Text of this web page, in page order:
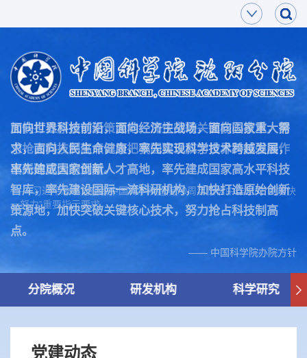
面向世界科技前沿，面向经济主战场，面向国家重大需
求，面向人民生命健康，率先实现科学技术跨越发展，
率先建成国家创新人才高地，率先建成国家高水平科技
智库，率先建设国际一流科研机构，加快打造原始创新
策源地，加快突破关键核心技术，努力抢占科技制高
点。
—— 中国科学院办院方针
加快打造原始创新策源地，加快突破关键核心技术，努
力抢占科技制高点，为把我国建设成为世界科技强国作
出新的更大的贡献。
—— 习近平总书记在致中国科学院建院70周年贺信中作出的“两加快
一努力”重要指示要求
分院概况 研发机构 科学研究
党建动态